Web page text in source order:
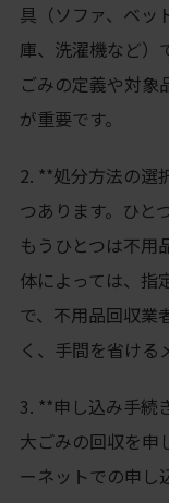
具（ソファ、ベッ
庫、洗濯機など）
ごみの定義や対象
が重要です。
2. **処分方法の選
つあります。ひと
もうひとつは不用
体によっては、指
で、不用品回収業
く、手間を省ける
3. **申し込み手続
大ごみの回収を申
ーネットでの申し